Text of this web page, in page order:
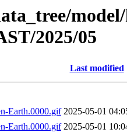
2025/05
Last modified
Earth.0000.gif 2025-05-01
Earth.0000.gif 2025-05-01